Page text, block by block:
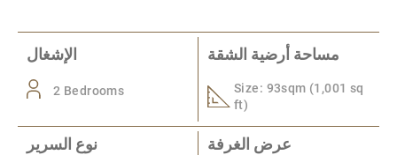
الإشغال
2 Bedrooms
مساحة أرضية الشقة
Size: 93sqm (1,001 sq
ft)
نوع السرير عرض الغرفة